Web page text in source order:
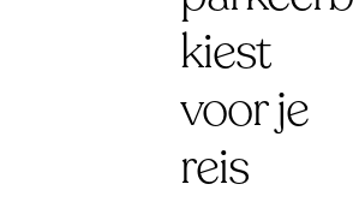
kiest
voor je
reis